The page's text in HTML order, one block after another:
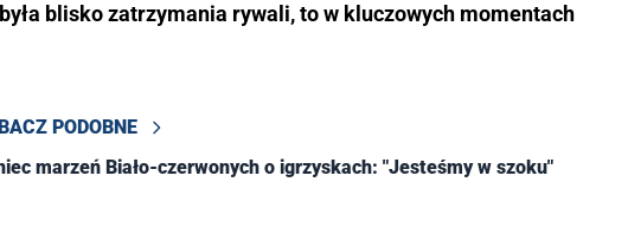
blisko zatrzymania rywali, to w kluczowych momentach
PODOBNE
marzeń Biało-czerwonych o igrzyskach: "Jesteśmy w szoku"